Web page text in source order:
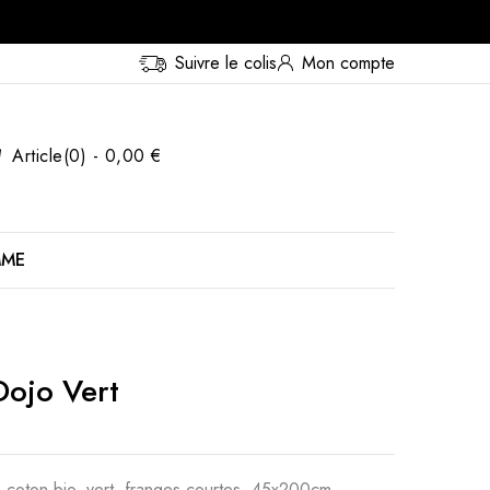
Suivre le colis Mon compte
Article(0) - 0,00 €
Vert